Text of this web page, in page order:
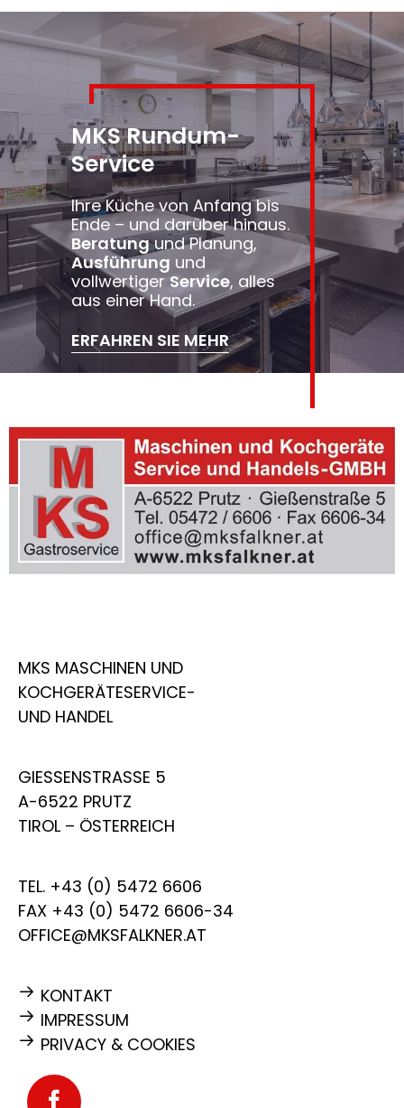
MKS Rundum-
Service
Ihre Küche von Anfang bis
Ende – und darüber hinaus.
Beratungund Planung,
Ausführung und
vollwertiger Service, alles
aus einer Hand.
ERFAHREN SIE MEHR
MKS MASCHINEN UND
KOCHGERÄTESERVICE-
UND HANDEL
GIESSENSTRASSE 5
A-6522 PRUTZ
TIROL – ÖSTERREICH
TEL. +43 (0) 5472 6606
FAX +43 (0) 5472 6606-34
OFFICE@MKSFALKNER.AT
KONTAKT
IMPRESSUM
PRIVACY & COOKIES